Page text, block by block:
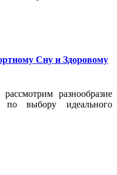
Сну и Здоровому
разнообразие
выбору идеального